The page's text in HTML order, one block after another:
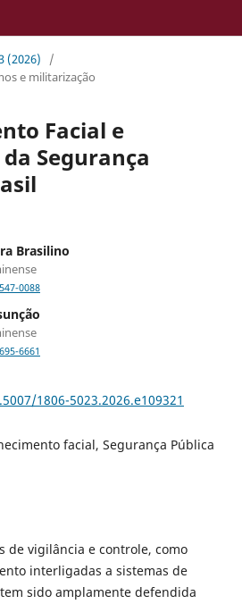
(2026)
/
e militarização
Facial e
Segurança
Brasilino
0088
6661
1806-5023.2026.e109321
facial, Segurança Pública
de vigilância e controle, como
interligadas a sistemas de
sido amplamente defendida